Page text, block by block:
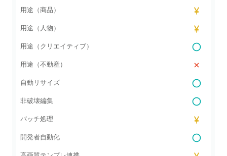
用途（商品）
用途（人物）
用途（クリエイティブ）
用途（不動産）
自動リサイズ
非破壊編集
バッチ処理
開発者自動化